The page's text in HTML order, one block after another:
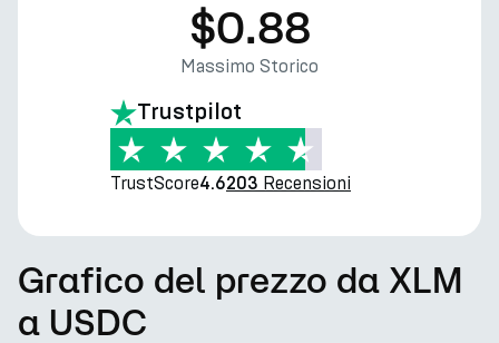
$0.88
Massimo Storico
Trustpilot
TrustScore4.6203 Recensioni
Grafico del prezzo da XLM
a USDC